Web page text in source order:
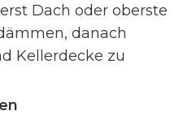
Dach oder oberste
danach
Kellerdecke zu